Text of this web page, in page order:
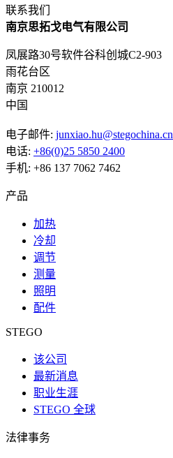
联系我们
南京思拓戈电气有限公司
凤展路30号软件谷科创城C2-903
雨花台区
南京 210012
中国
电子邮件: junxiao.hu@stegochina.cn
电话: +86(0)25 5850 2400
手机: +86 137 7062 7462
产品
加热
冷却
调节
测量
照明
配件
STEGO
该公司
最新消息
职业生涯
STEGO 全球
法律事务